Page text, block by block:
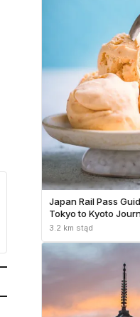
Japan Rail Pass
Tokyo to Kyoto
3.2 km stąd